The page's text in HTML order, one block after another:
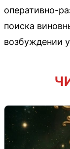
оперативно-
поиска
возбуждении